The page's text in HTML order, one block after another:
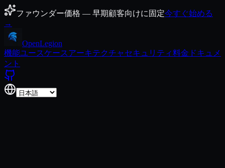
コンテンツにスキップ
ファウンダー価格 — 早期顧客向けに固定今すぐ始める
→
OpenLegion
機能ユースケースアーキテクチャセキュリティ料金 ドキュメ
ント